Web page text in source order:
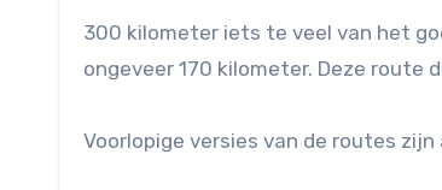
300 kilometer iets te veel van het
ongeveer 170 kilometer. Deze route
Voorlopige versies van de routes